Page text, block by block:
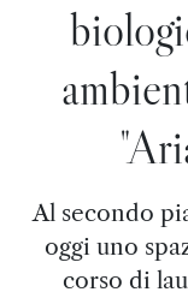
Al secondo
oggi uno
corso di